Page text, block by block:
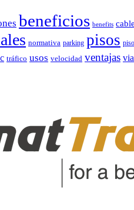
beneficios benefits cable
normativa parking pisos
tráfico usos velocidad ventajas